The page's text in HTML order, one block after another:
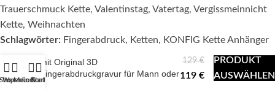
Trauerschmuck Kette, Valentinstag, Vatertag, Vergissmeinnicht
Kette, Weihnachten
Schlagwörter: Fingerabdruck, Ketten, KONFIG Kette Anhänger
KATEGORIEN
mit Original 3D
Fingerabdruckgravur für Mann oder
Frau
129€
119 €
PRODUKT
AUSWÄHLEN
Shop
Warenkorb
Mein Konto
Start